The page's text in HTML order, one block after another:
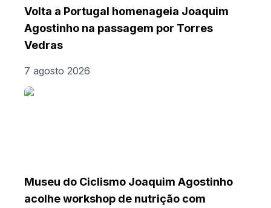
Volta a Portugal homenageia Joaquim
Agostinho na passagem por Torres
Vedras
7 agosto 2026
Museu do Ciclismo Joaquim Agostinho
acolhe workshop de nutrição com